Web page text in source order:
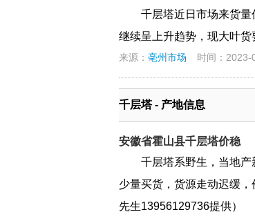
千层塔近日市场来货
继续呈上升趋势，现大叶货
来源： 亳州市场 时间：2023-
千层塔 - 产地信息
安徽省霍山县千层塔价稳
千层塔系野生，当地
少量买货，货源走动迟缓
先生13956129736提供）